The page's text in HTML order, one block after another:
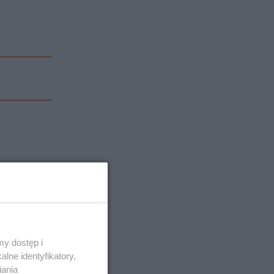
dostęp i
identyfikatory,